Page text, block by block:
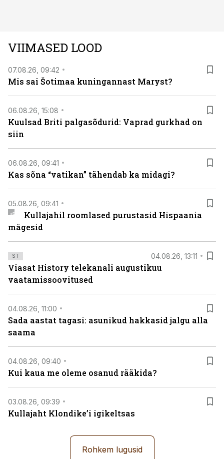
viasathistory.eu/ee
VIIMASED LOOD
07.08.26, 09:42
Mis sai Šotimaa kuningannast Maryst?
06.08.26, 15:08
Kuulsad Briti palgasõdurid: Vaprad gurkhad on
siin
06.08.26, 09:41
Kas sõna “vatikan” tähendab ka midagi?
05.08.26, 09:41
Kullajahil roomlased purustasid Hispaania
mägesid
ST 04.08.26, 13:11
Viasat History telekanali augustikuu
vaatamissoovitused
04.08.26, 11:00
Sada aastat tagasi: asunikud hakkasid jalgu alla
saama
04.08.26, 09:40
Kui kaua me oleme osanud rääkida?
03.08.26, 09:39
Kullajaht Klondike’i igikeltsas
Rohkem lugusid